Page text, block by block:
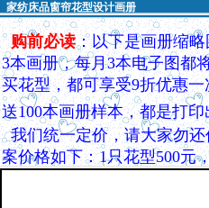
家纺床品窗帘花型设计画册
购前必读：以下是画册缩
3本画册，每月3本电子图都
买花型，都可享受9折优惠一
送100本画册样本，都是打印
我们统一定价，请大家勿还
案价格如下：1只花型500元
总设计